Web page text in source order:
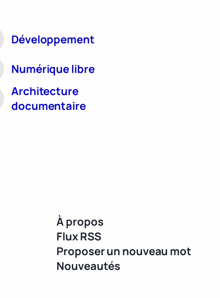
Développement
Numérique libre
Architecture
documentaire
À propos
Flux RSS
Proposer un nouveau mot
Nouveautés